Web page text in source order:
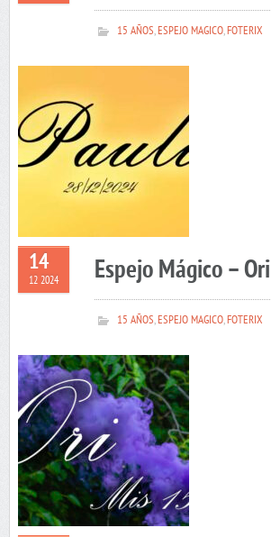
15 AÑOS,ESPEJO MAGICO,FOTERIX
14
12 2024 Espejo Mágico – Ori
15 AÑOS,ESPEJO MAGICO,FOTERIX